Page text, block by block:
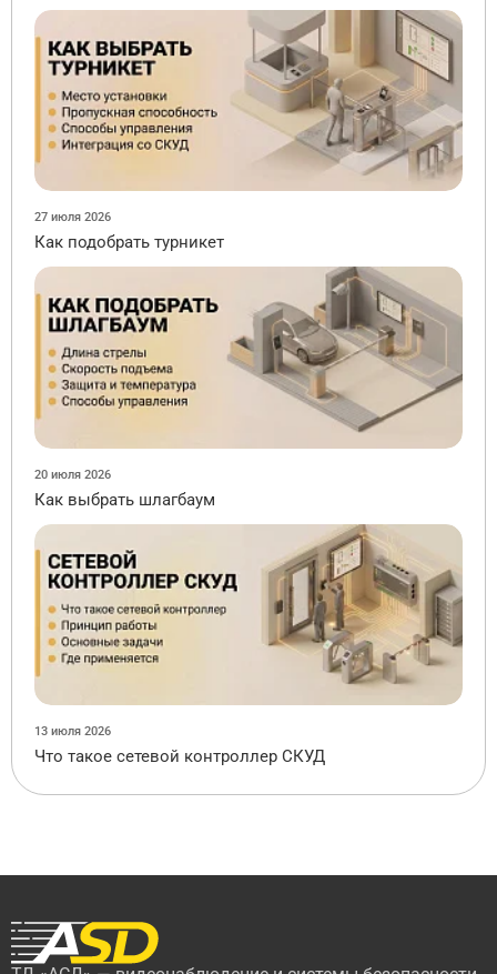
27 июля 2026
Как подобрать турникет
20 июля 2026
Как выбрать шлагбаум
13 июля 2026
Что такое сетевой контроллер СКУД